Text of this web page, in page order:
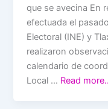
que se avecina En
efectuada el
Electoral (INE) y
realizaron
calendario de
Local … Read